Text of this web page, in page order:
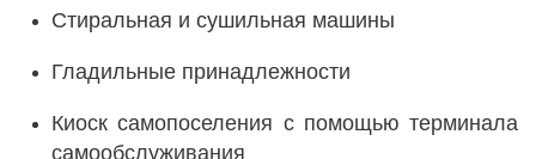
Стиральная и сушильная машины
Гладильные принадлежности
Киоск самопоселения с помощью терминала
самообслуживания